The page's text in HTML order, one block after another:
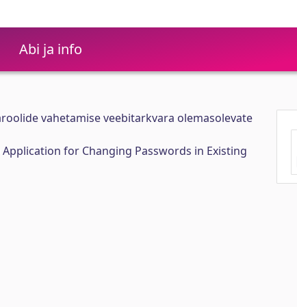
Abi ja info
vahetamise veebitarkvara olemasolevate
Application for Changing Passwords in Existing